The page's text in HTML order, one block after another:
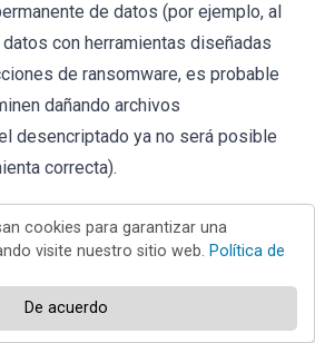
de datos (por ejemplo, al
con herramientas diseñadas
de ransomware, es probable
dañando archivos
desencriptado ya no será posible
correcta).
una infección de ransomware es
del archivo, que se adjunta a cada
infecciones de ransomware a
las extensiones que agregan
cookies para garantizar una
visite nuestro sitio web. Política de
De acuerdo